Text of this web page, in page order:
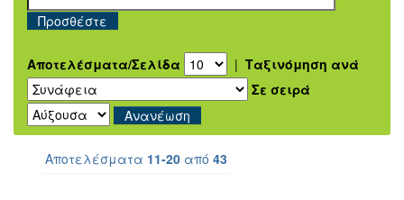
Αποτελέσματα/Σελίδα | Ταξινόμηση ανά
Σε σειρά
Αποτελέσματα 11-20 από 43